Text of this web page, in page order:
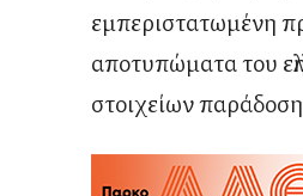
εμπεριστατωμένη
αποτυπώματα του
στοιχείων